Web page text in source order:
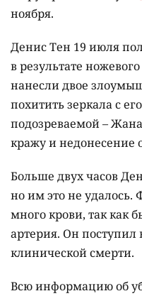
ноября.
Денис Тен 19 июля
в результате
нанесли двое
похитить зеркала с
подозреваемой –
кражу и недонесение
Больше двух часов
но им это не
много крови, так как
артерия. Он поступил
клинической смерти.
Всю информацию об